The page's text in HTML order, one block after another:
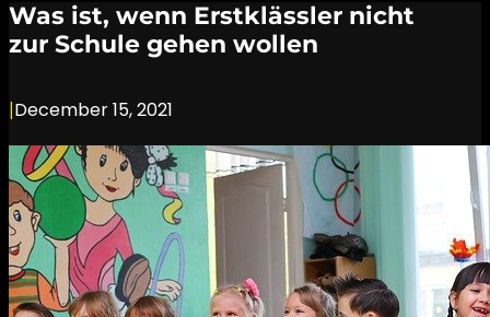
Was ist, wenn Erstklässler nicht
zur Schule gehen wollen
|December 15, 2021